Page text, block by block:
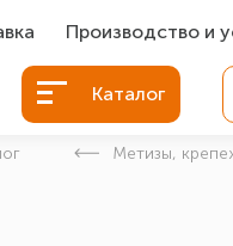
Производство и
Болты БСР
Болты для
Каталог
Метизы,